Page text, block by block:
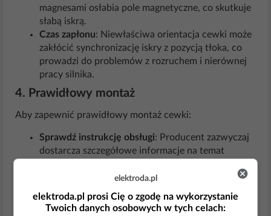
magnesami osłabia pole magnetyczne, co skutkuje
słabą iskrą.
Czas zapłonu: Niewłaściwa orientacja cewki może
zakłócić synchronizację iskry z pozycją tłoka, co
prowadzi do problemów z rozruchem i nierównej
pracy silnika.
4. Prawidłowy montaż
Aby zapewnić prawidłowy montaż cewki:
Sprawdź instrukcję obsługi: Producent zazwyczaj
dostarcza szczegółowe informacje na temat
Użyj szczelinomierza: Do ustawienia odpowiedniej
odległości między cewką a kołem zamachowym.
Zwróć uwagę na oznaczenia : Niektóre cewki mogą
elektroda.pl
elektroda.pl prosi Cię o zgodę na wykorzystanie
Twoich danych osobowych w tych celach: